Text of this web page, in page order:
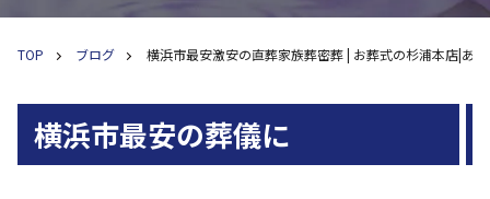
TOP ブログ 横浜市最安激安の直葬家族葬密葬 | お葬式の杉浦本店|あり
横浜市最安の葬儀に